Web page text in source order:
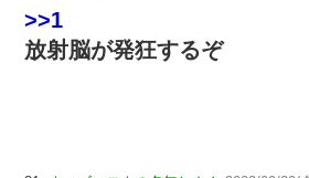
>>1
放射脳が発狂するぞ